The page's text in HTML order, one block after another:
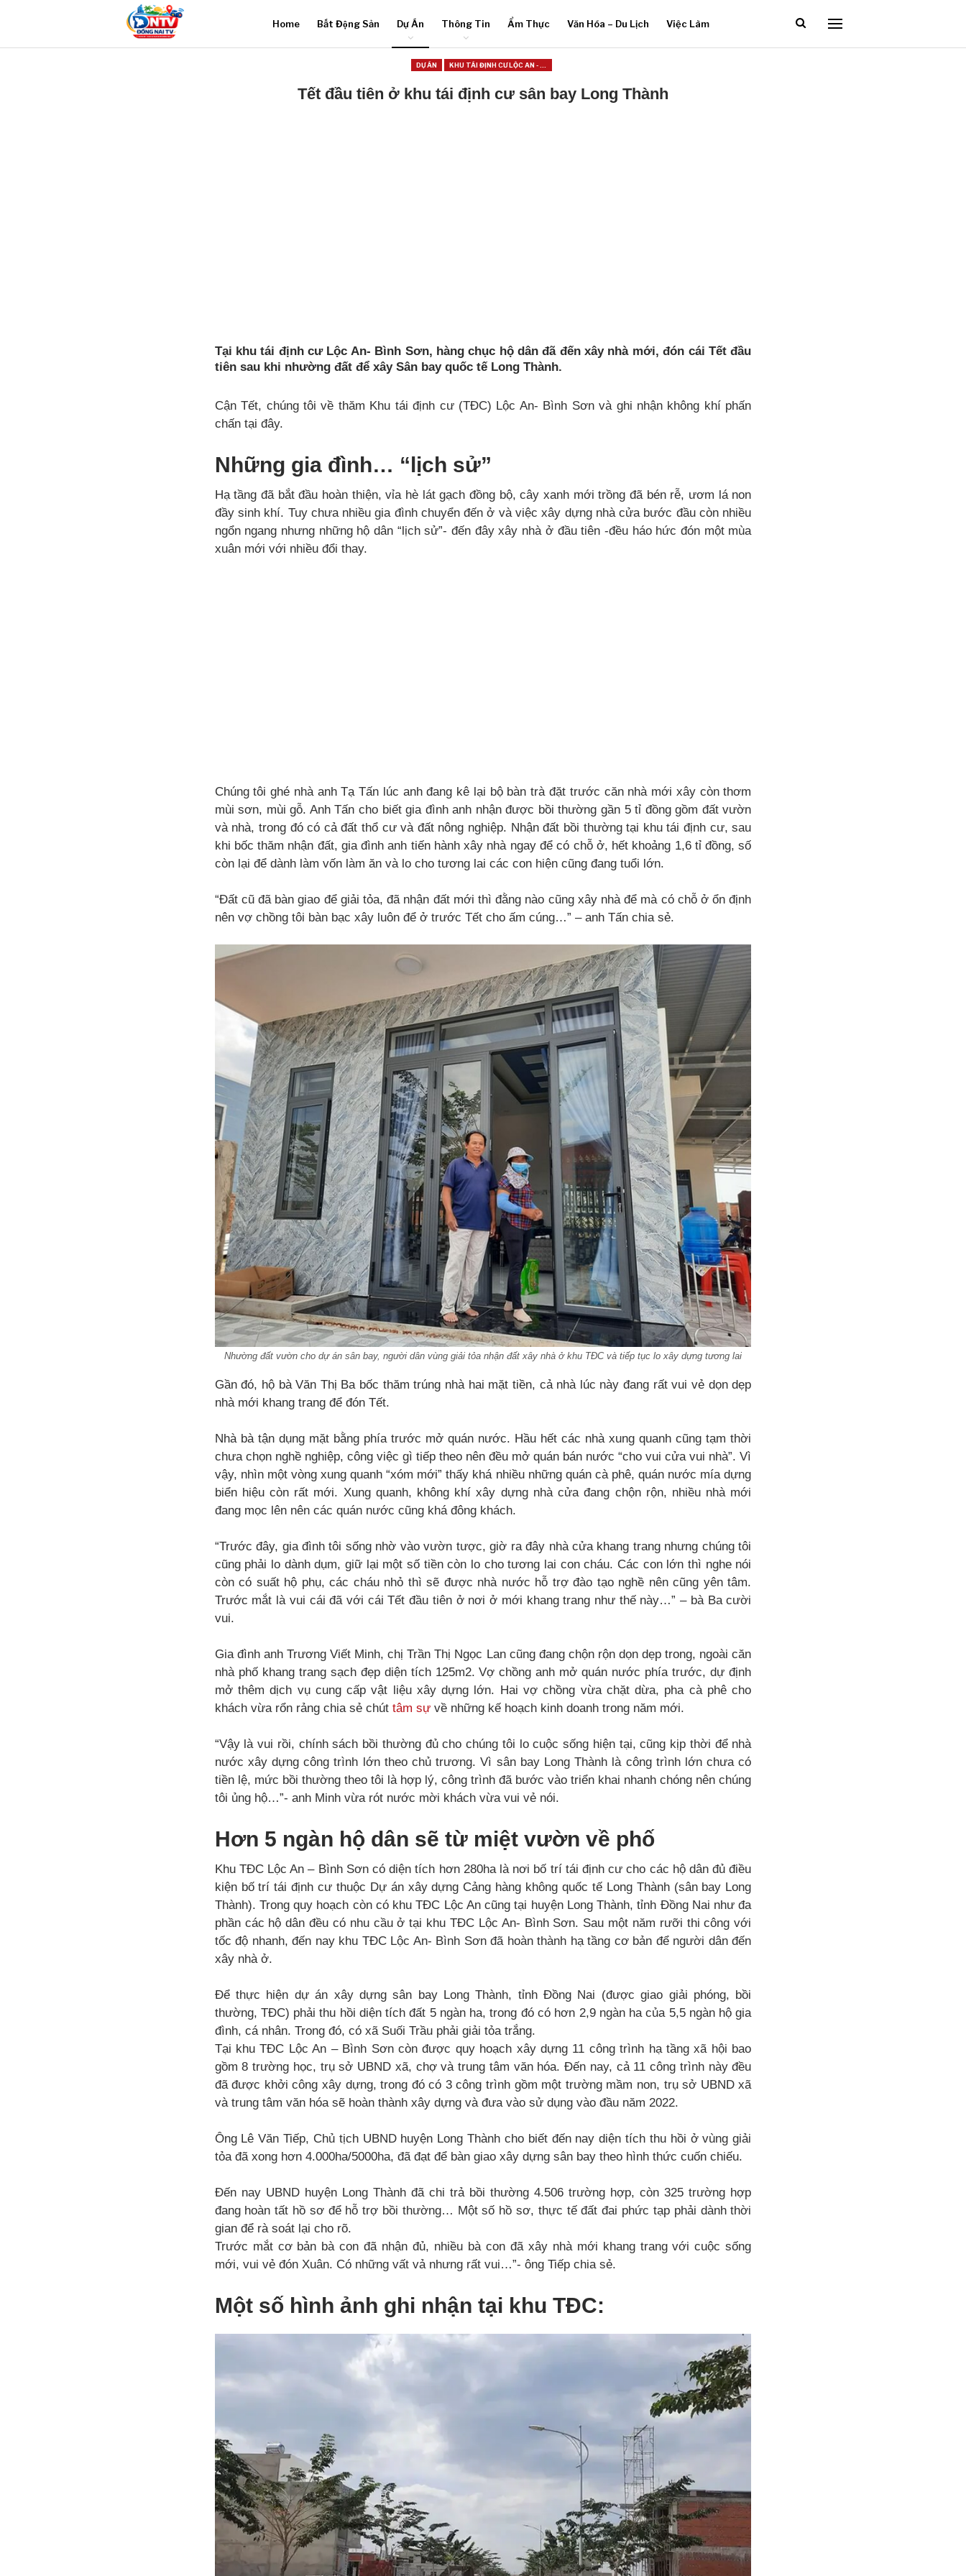
Home Bất Động Sản Dự Án Thông Tin Ẩm Thực Văn Hóa – Du Lịch Việc Làm
DỰ ÁN
Tết đầu tiên ở khu tái định cư sân bay Long Thành
Tại khu tái định cư Lộc An- Bình Sơn, hàng chục hộ dân đã đến xây nhà mới, đón cái Tết đầu
tiên sau khi nhường đất để xây Sân bay quốc tế Long Thành.
Cận Tết, chúng tôi về thăm Khu tái định cư (TĐC) Lộc An- Bình Sơn và ghi nhận không khí phấn
chấn tại đây.
Những gia đình… “lịch sử”
Hạ tầng đã bắt đầu hoàn thiện, vỉa hè lát gạch đồng bộ, cây xanh mới trồng đã bén rễ, ươm lá non
đầy sinh khí. Tuy chưa nhiều gia đình chuyển đến ở và việc xây dựng nhà cửa bước đầu còn nhiều
ngổn ngang nhưng những hộ dân “lịch sử”- đến đây xây nhà ở đầu tiên -đều háo hức đón một mùa
xuân mới với nhiều đổi thay.
Chúng tôi ghé nhà anh Tạ Tấn lúc anh đang kê lại bộ bàn trà đặt trước căn nhà mới xây còn thơm
mùi sơn, mùi gỗ. Anh Tấn cho biết gia đình anh nhận được bồi thường gần 5 tỉ đồng gồm đất vườn
và nhà, trong đó có cả đất thổ cư và đất nông nghiệp. Nhận đất bồi thường tại khu tái định cư, sau
khi bốc thăm nhận đất, gia đình anh tiến hành xây nhà ngay để có chỗ ở, hết khoảng 1,6 tỉ đồng, số
còn lại để dành làm vốn làm ăn và lo cho tương lai các con hiện cũng đang tuổi lớn.
“Đất cũ đã bàn giao để giải tỏa, đã nhận đất mới thì đằng nào cũng xây nhà để mà có chỗ ở ổn định
nên vợ chồng tôi bàn bạc xây luôn để ở trước Tết cho ấm cúng…” – anh Tấn chia sẻ.
Nhường đất vườn cho dự án sân bay, người dân vùng giải tỏa nhận đất xây nhà ở khu TĐC và tiếp tục lo xây dựng tương lai
Gần đó, hộ bà Văn Thị Ba bốc thăm trúng nhà hai mặt tiền, cả nhà lúc này đang rất vui vẻ dọn dẹp
nhà mới khang trang để đón Tết.
Nhà bà tận dụng mặt bằng phía trước mở quán nước. Hầu hết các nhà xung quanh cũng tạm thời
chưa chọn nghề nghiệp, công việc gì tiếp theo nên đều mở quán bán nước “cho vui cửa vui nhà”. Vì
vậy, nhìn một vòng xung quanh “xóm mới” thấy khá nhiều những quán cà phê, quán nước mía dựng
biển hiệu còn rất mới. Xung quanh, không khí xây dựng nhà cửa đang chộn rộn, nhiều nhà mới
đang mọc lên nên các quán nước cũng khá đông khách.
“Trước đây, gia đình tôi sống nhờ vào vườn tược, giờ ra đây nhà cửa khang trang nhưng chúng tôi
cũng phải lo dành dụm, giữ lại một số tiền còn lo cho tương lai con cháu. Các con lớn thì nghe nói
còn có suất hộ phụ, các cháu nhỏ thì sẽ được nhà nước hỗ trợ đào tạo nghề nên cũng yên tâm.
Trước mắt là vui cái đã với cái Tết đầu tiên ở nơi ở mới khang trang như thế này…” – bà Ba cười
vui.
Gia đình anh Trương Viết Minh, chị Trần Thị Ngọc Lan cũng đang chộn rộn dọn dẹp trong, ngoài căn
nhà phố khang trang sạch đẹp diện tích 125m2. Vợ chồng anh mở quán nước phía trước, dự định
mở thêm dịch vụ cung cấp vật liệu xây dựng lớn. Hai vợ chồng vừa chặt dừa, pha cà phê cho
khách vừa rổn rảng chia sẻ chút tâm sựvề những kế hoạch kinh doanh trong năm mới.
“Vậy là vui rồi, chính sách bồi thường đủ cho chúng tôi lo cuộc sống hiện tại, cũng kịp thời để nhà
nước xây dựng công trình lớn theo chủ trương. Vì sân bay Long Thành là công trình lớn chưa có
tiền lệ, mức bồi thường theo tôi là hợp lý, công trình đã bước vào triển khai nhanh chóng nên chúng
tôi ủng hộ…”- anh Minh vừa rót nước mời khách vừa vui vẻ nói.
Hơn 5 ngàn hộ dân sẽ từ miệt vườn về phố
Khu TĐC Lộc An – Bình Sơn có diện tích hơn 280ha là nơi bố trí tái định cư cho các hộ dân đủ điều
kiện bố trí tái định cư thuộc Dự án xây dựng Cảng hàng không quốc tế Long Thành (sân bay Long
Thành). Trong quy hoạch còn có khu TĐC Lộc An cũng tại huyện Long Thành, tỉnh Đồng Nai như đa
phần các hộ dân đều có nhu cầu ở tại khu TĐC Lộc An- Bình Sơn. Sau một năm rưỡi thi công với
tốc độ nhanh, đến nay khu TĐC Lộc An- Bình Sơn đã hoàn thành hạ tầng cơ bản để người dân đến
xây nhà ở.
Để thực hiện dự án xây dựng sân bay Long Thành, tỉnh Đồng Nai (được giao giải phóng, bồi
thường, TĐC) phải thu hồi diện tích đất 5 ngàn ha, trong đó có hơn 2,9 ngàn ha của 5,5 ngàn hộ gia
đình, cá nhân. Trong đó, có xã Suối Trầu phải giải tỏa trắng.
Tại khu TĐC Lộc An – Bình Sơn còn được quy hoạch xây dựng 11 công trình hạ tầng xã hội bao
gồm 8 trường học, trụ sở UBND xã, chợ và trung tâm văn hóa. Đến nay, cả 11 công trình này đều
đã được khởi công xây dựng, trong đó có 3 công trình gồm một trường mầm non, trụ sở UBND xã
và trung tâm văn hóa sẽ hoàn thành xây dựng và đưa vào sử dụng vào đầu năm 2022.
Ông Lê Văn Tiếp, Chủ tịch UBND huyện Long Thành cho biết đến nay diện tích thu hồi ở vùng giải
tỏa đã xong hơn 4.000ha/5000ha, đã đạt để bàn giao xây dựng sân bay theo hình thức cuốn chiếu.
Đến nay UBND huyện Long Thành đã chi trả bồi thường 4.506 trường hợp, còn 325 trường hợp
đang hoàn tất hồ sơ để hỗ trợ bồi thường… Một số hồ sơ, thực tế đất đai phức tạp phải dành thời
gian để rà soát lại cho rõ.
Trước mắt cơ bản bà con đã nhận đủ, nhiều bà con đã xây nhà mới khang trang với cuộc sống
mới, vui vẻ đón Xuân. Có những vất vả nhưng rất vui…”- ông Tiếp chia sẻ.
Một số hình ảnh ghi nhận tại khu TĐC: